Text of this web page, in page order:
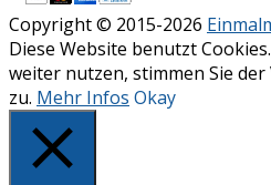
Copyright © 2015-2026
Diese Website benutzt
weiter nutzen, stimmen Sie
zu. Mehr Infos Okay